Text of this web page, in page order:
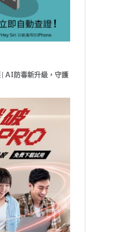
AI防毒新升級，守護